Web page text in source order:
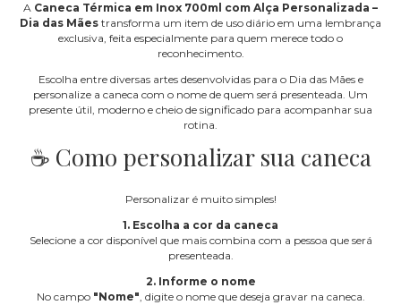
A Caneca Térmica em Inox 700ml com Alça Personalizada –
Dia das Mães transforma um item de uso diário em uma lembrança
exclusiva, feita especialmente para quem merece todo o
reconhecimento.
Escolha entre diversas artes desenvolvidas para o Dia das Mães e
personalize a caneca com o nome de quem será presenteada. Um
presente útil, moderno e cheio de significado para acompanhar sua
rotina.
☕ Como personalizar sua caneca
Personalizar é muito simples!
1. Escolha a cor da caneca
Selecione a cor disponível que mais combina com a pessoa que será
presenteada.
2. Informe o nome
No campo "Nome" , digite o nome que deseja gravar na caneca.